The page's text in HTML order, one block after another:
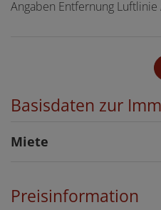
Angaben Entfernung
Basisdaten zur
Miete
Preisinformation